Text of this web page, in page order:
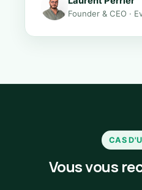
Founder & CEO ·
CAS
Vous vous